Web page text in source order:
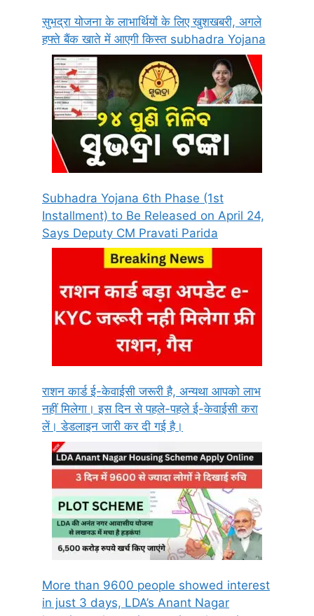
सुभद्रा योजना के लाभार्थियों के लिए खुशखबरी, अगले
हफ्ते बैंक खाते में आएगी किस्त subhadra Yojana
Subhadra Yojana 6th Phase (1st
Installment) to Be Released on April 24,
Says Deputy CM Pravati Parida
राशन कार्ड ई-केवाईसी जरूरी है, अन्यथा आपको लाभ
नहीं मिलेगा। इस दिन से पहले-पहले ई-केवाईसी करा
लें। डेडलाइन जारी कर दी गई है।
More than 9600 people showed interest
in just 3 days, LDA’s Anant Nagar